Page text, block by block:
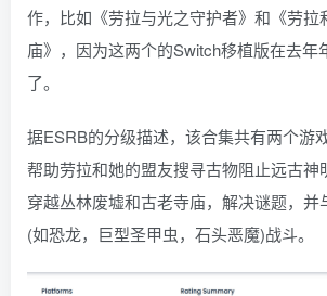
作，比如《劳拉与光之守护者》和《劳拉
庙》，因为这两个的Switch移植版在去年
了。
据ESRB的分级描述，该合集共有两个游
帮助劳拉和她的盟友搜寻古物阻止远古神
穿越丛林废墟和古老寺庙，解决谜题，并
(如恐龙，巨型圣甲虫，石头恶魔)战斗。